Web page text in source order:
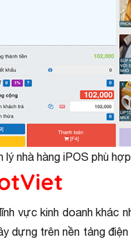
nhà hàng iPOS phù
vực kinh doanh
dựng trên nền tảng